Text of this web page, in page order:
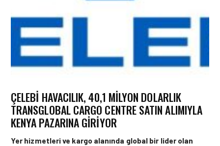
ÇELEBI HAVACILIK, 40,1 MILYON DOLARLIK
TRANSGLOBAL CARGO CENTRE SATIN ALIMIYLA
KENYA PAZARINA GIRIYOR
Yer hizmetleri ve kargo alanında global bir lider olan